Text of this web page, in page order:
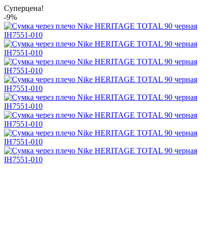
Суперцена!
-9%